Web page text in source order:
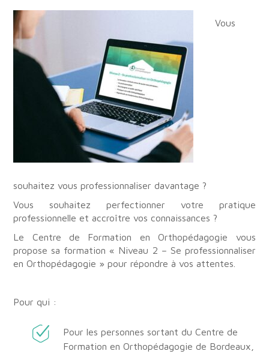
Vous
souhaitez vous professionnaliser davantage ?
Vous souhaitez perfectionner votre pratique
professionnelle et accroître vos connaissances ?
Le Centre de Formation en Orthopédagogie vous
propose sa formation « Niveau 2 – Se professionnaliser
en Orthopédagogie »pour répondre à vos attentes.
Pour qui :
Pour les personnes sortant du Centre de
Formation en Orthopédagogie de Bordeaux,